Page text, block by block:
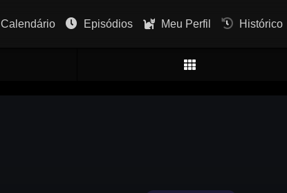
Calendário Episódios Meu Perfil Histórico